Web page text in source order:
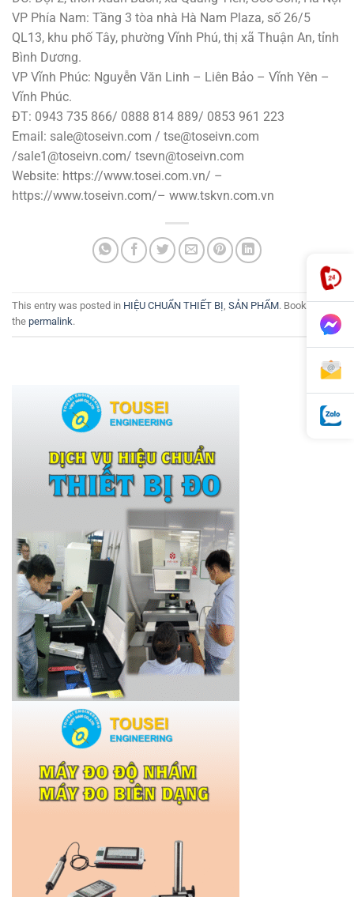
VP Phía Nam: Tầng 3 tòa nhà Hà Nam Plaza, số 26/5
QL13, khu phố Tây, phường Vĩnh Phú, thị xã Thuận An, tỉnh
Bình Dương.
VP Vĩnh Phúc: Nguyễn Văn Linh – Liên Bảo – Vĩnh Yên –
Vĩnh Phúc.
ĐT: 0943 735 866/ 0888 814 889/ 0853 961 223
Email: sale@toseivn.com / tse@toseivn.com
/sale1@toseivn.com/ tsevn@toseivn.com
Website: https://www.tosei.com.vn/ –
https://www.toseivn.com/– www.tskvn.com.vn
This entry was posted in HIỆU CHUẨN THIẾT BỊ, SẢN PHẨM. Bookmark
the permalink.